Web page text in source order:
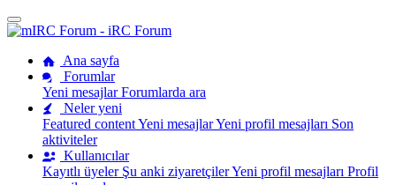
Ana sayfa
Forumlar
Yeni mesajlarForumlarda ara
Neler yeni
Featured contentYeni mesajlarYeni profil mesajları Son
aktiviteler
Kullanıcılar
Kayıtlı üyeler Şu anki ziyaretçilerYeni profil mesajları Profil